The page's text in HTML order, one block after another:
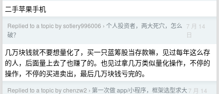
二手苹果手机
Replied to a topic by sotiery996006 › 个人投资者，两大死穴，怎么
破？
7 月 14
日
几万块钱就不要想量化了，买一只蓝筹股当存款嘛，见过每年这么存
的人，后面量上去了也赚了的。也见过拿几万类似量化操作，不停的
操作，不停的买进卖出，最后几万块钱亏完的。
Replied to a topic by chenzw2 › 第一次做 app/小程序，框架选型求大7 月 14